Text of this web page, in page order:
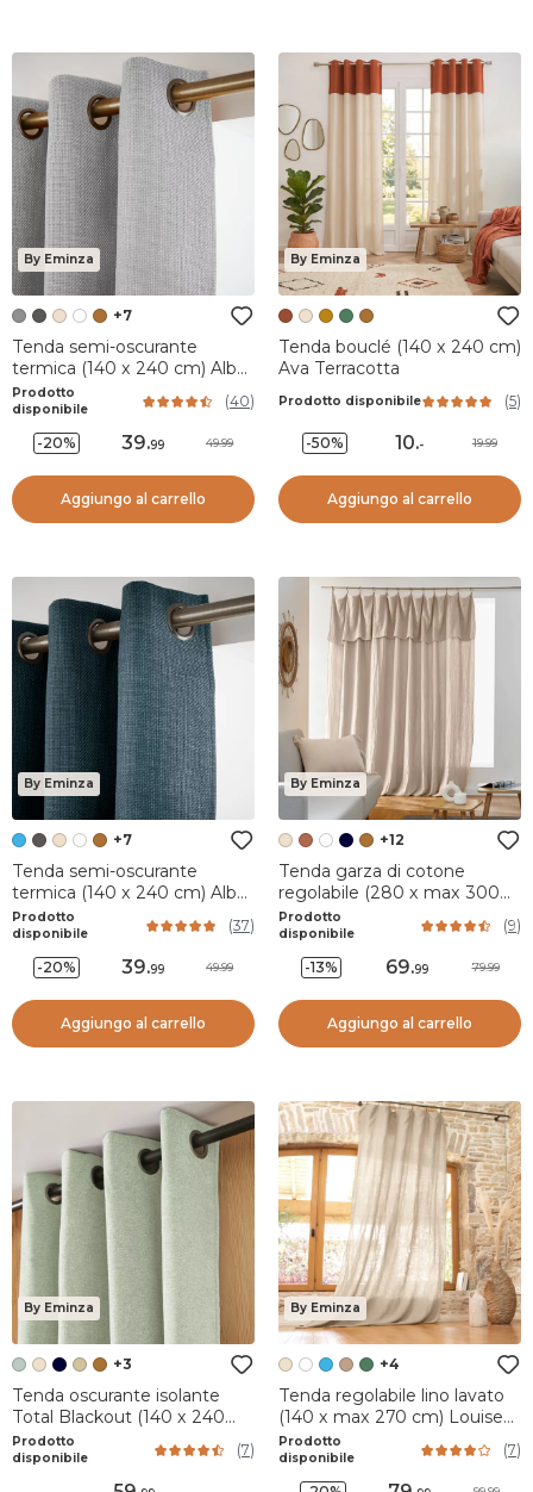
By Eminza
+7
Tenda semi-oscurante
termica (140 x 240 cm) Alba
Grigio
Prodotto
disponibile
(40)
-20% 39.99 49.99
Aggiungo al carrello
By Eminza
Tenda bouclé (140 x 240 cm)
Ava Terracotta
Prodotto disponibile (5)
-50% 10.- 19.99
Aggiungo al carrello
By Eminza
+7
Tenda semi-oscurante
termica (140 x 240 cm) Alba
Blu
Prodotto
disponibile
(37)
-20% 39.99 49.99
Aggiungo al carrello
By Eminza
+12
Tenda garza di cotone
regolabile (280 x max 300
cm) Gaïa Beige pampa
Prodotto
disponibile
(9)
-13% 69.99 79.99
Aggiungo al carrello
By Eminza
+3
Tenda oscurante isolante
Total Blackout (140 x 240
cm) Magnus Verde eucalipto
Prodotto
disponibile
(7)
By Eminza
+4
Tenda regolabile lino lavato
(140 x max 270 cm) Louise
Beige
Prodotto
disponibile
(7)